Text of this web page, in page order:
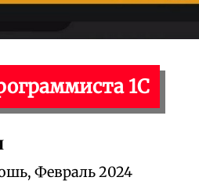
1С
Февраль 2024